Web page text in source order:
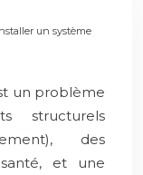
un système
un problème
structurels
des
et une